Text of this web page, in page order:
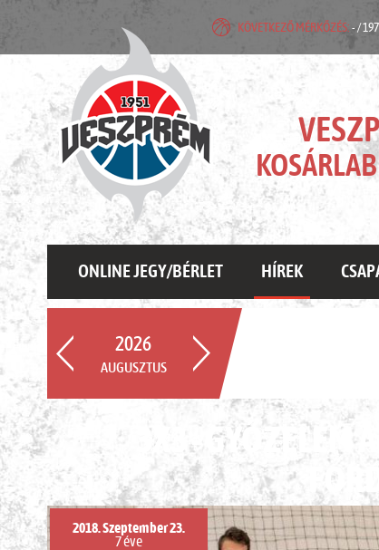
KÖVETKEZŐ MÉRKŐZÉS: - /
ONLINE JEGY/BÉRLET HÍREK
2026
AUGUSZTUS
3X3 - GYŐZELEM
2018. Szeptember 23.
7 éve